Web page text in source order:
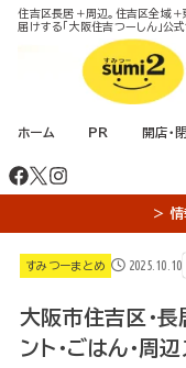
住吉区長居＋周辺。住吉区全域＋
届けする「大阪住吉つーしん」公式
ホーム PR 開店・
＞
すみつーまとめ 2025.10.10
大阪市住吉区・
ント・ごはん・周